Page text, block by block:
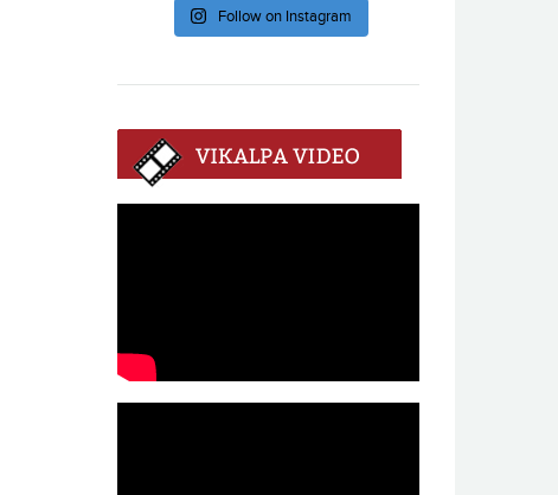
Follow on Instagram